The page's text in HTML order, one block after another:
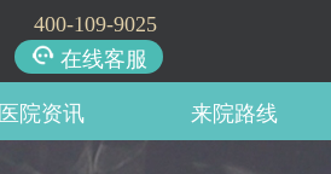
400-109-9025
在线客服
医院资讯 来院路线